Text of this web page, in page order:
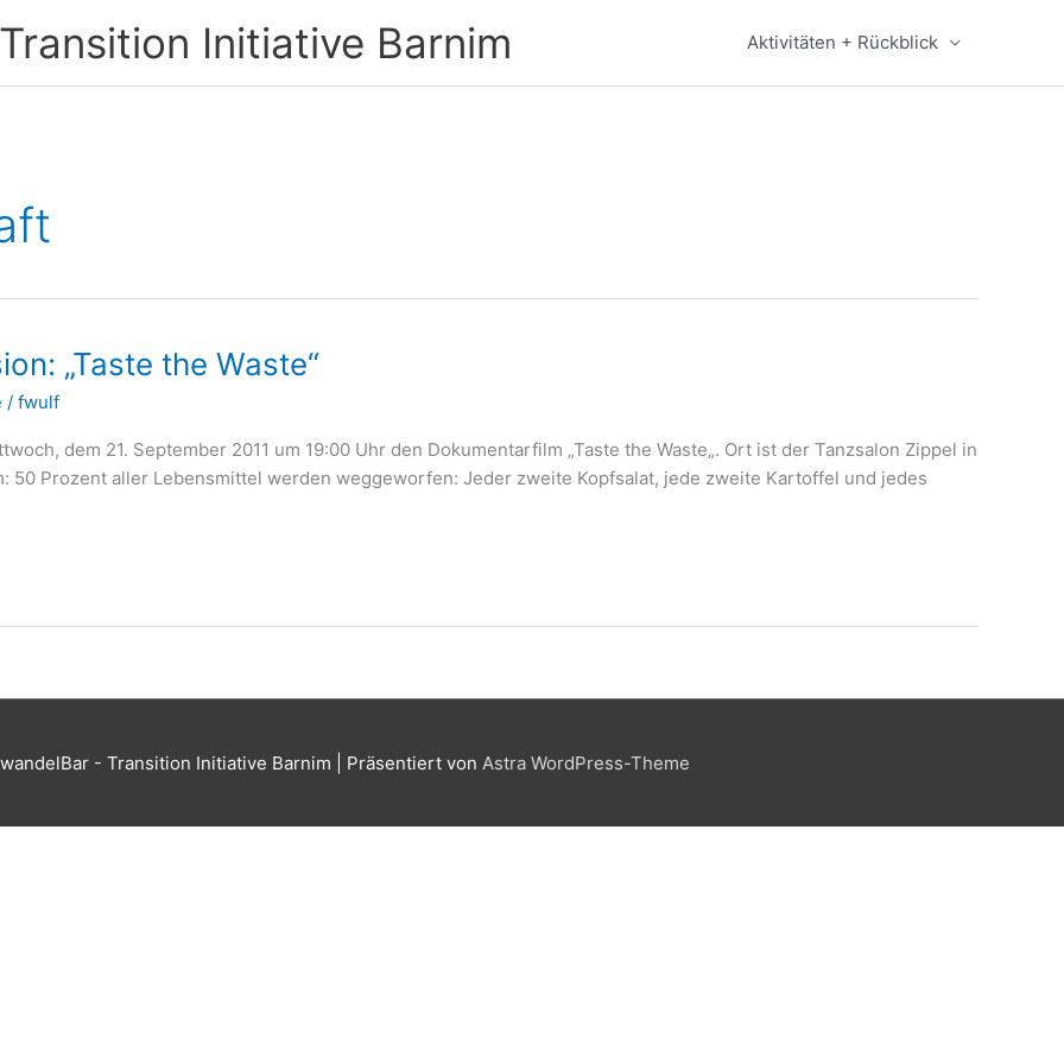
Initiative Barnim Aktivitäten + Rückblick
„Taste the Waste“
/ fwulf
dem 21. September 2011 um 19:00 Uhr den Dokumentarfilm „Taste the Waste„. Ort ist der Tanzsalon Zippel in
50 Prozent aller Lebensmittel werden weggeworfen: Jeder zweite Kopfsalat, jede zweite Kartoffel und jedes
wandelBar - Transition Initiative Barnim | Präsentiert von Astra WordPress-Theme